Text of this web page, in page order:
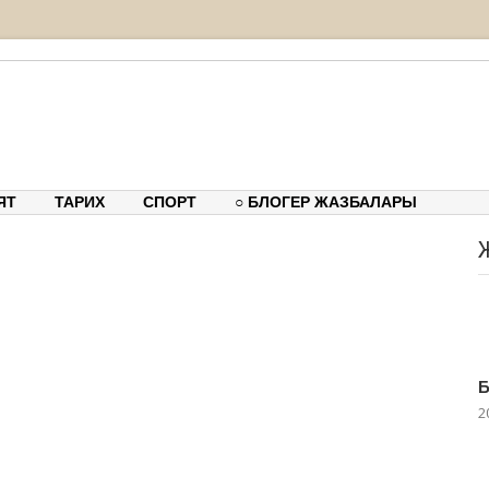
ТАРИХ СПОРТ ○ БЛОГЕР ЖАЗБАЛАРЫ